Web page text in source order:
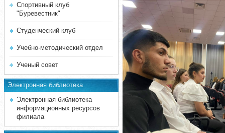
Спортивный клуб
"Буревестник"
Студенческий клуб
Учебно-методический отдел
Ученый совет
Электронная библиотека
Электронная библиотека
информационных ресурсов
филиала